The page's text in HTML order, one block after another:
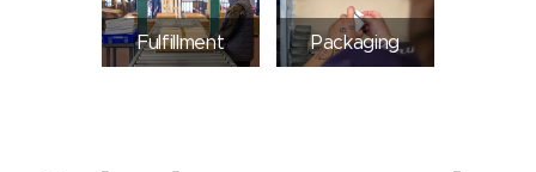
Fulfillment Packaging